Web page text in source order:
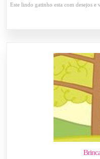
Este lindo gatinho esta com desejos e